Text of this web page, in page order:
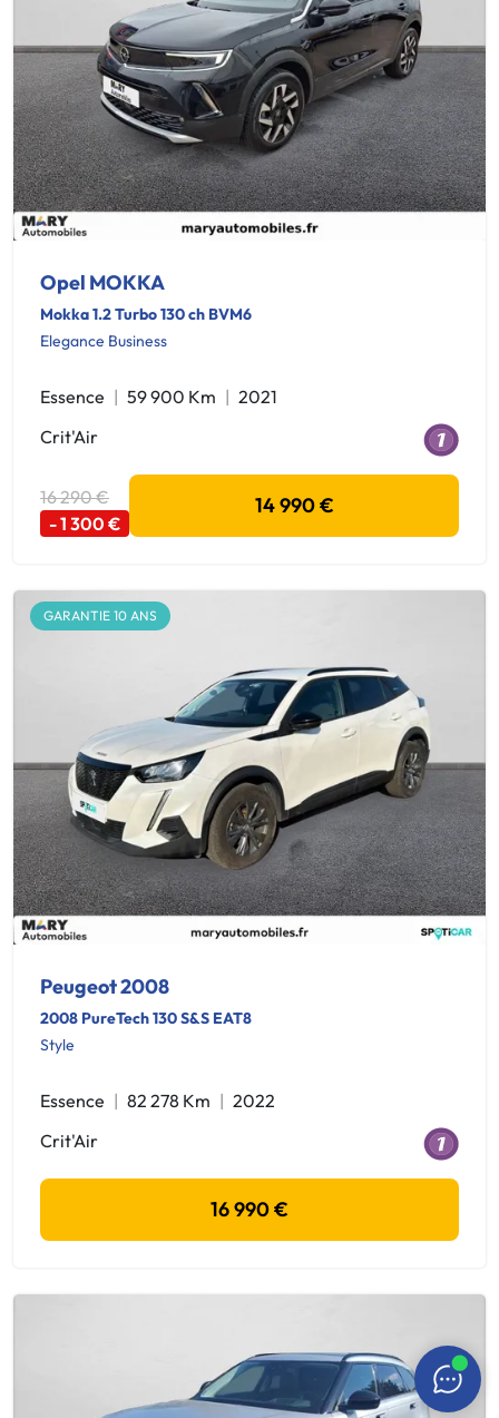
Opel MOKKA
Mokka 1.2 Turbo 130 ch BVM6
Elegance Business
Essence 59 900 Km
2021
Crit'Air
16 290 €
- 1 300 €
14 990 €
GARANTIE 10 ANS
Peugeot 2008
2008 PureTech 130 S&S EAT8
Style
Essence 82 278 Km
2022
Crit'Air
16 990 €